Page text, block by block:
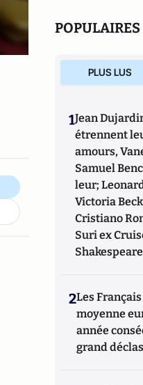
POPULAIRES
PLUS LUS
1Jean
étrennent
amours,
Samuel
leur;
Victoria
Cristiano
Suri ex
2Les
moyenne
année
grand